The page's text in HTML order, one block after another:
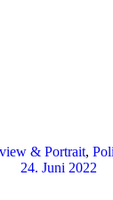
& Portrait,
24. Juni 2022